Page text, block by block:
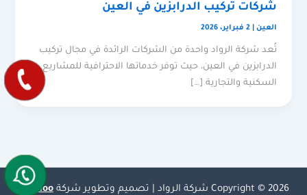
شركات تركيب الدرابزين في العين
العين |2 فبراير، 2026
تُعد شركة الرواد واحدة من الشركات الرائدة في مجال تركيب
الدرابزين في العين، حيث توفر خدماتها الاحترافية للمشاريع
السكنية والتجارية […]
Copyright © 2026 شركة الرواد | تصميم وتطوير شركة Olymoo